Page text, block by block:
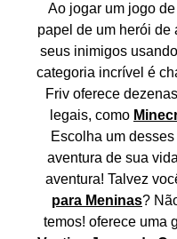
Ao jogar um jogo
papel de um herói de
seus inimigos
categoria incrível é
Friv oferece
legais, como
Escolha um
aventura de sua
aventura! Talvez
para Meninas?
temos! oferece uma